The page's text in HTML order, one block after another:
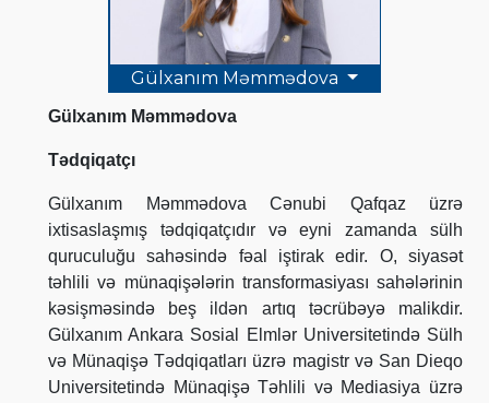
Gülxanım Məmmədova
Gülxanım Məmmədova
Tədqiqatçı
Gülxanım Məmmədova Cənubi Qafqaz üzrə
ixtisaslaşmış tədqiqatçıdır və eyni zamanda sülh
quruculuğu sahəsində fəal iştirak edir. O, siyasət
təhlili və münaqişələrin transformasiyası sahələrinin
kəsişməsində beş ildən artıq təcrübəyə malikdir.
Gülxanım Ankara Sosial Elmlər Universitetində Sülh
və Münaqişə Tədqiqatları üzrə magistr və San Dieqo
Universitetində Münaqişə Təhlili və Mediasiya üzrə